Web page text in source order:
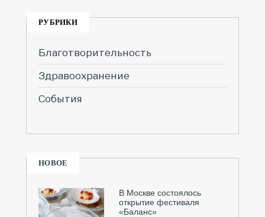
РУБРИКИ
Благотворительность
Здравоохранение
События
НОВОЕ
В Москве состоялось
открытие фестиваля
«Баланс»